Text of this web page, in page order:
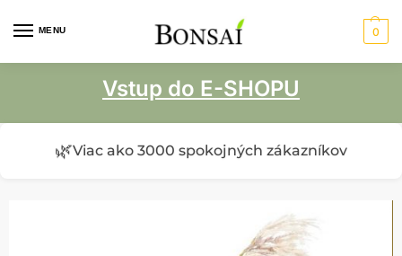
MENU 0
Vstup do E-SHOPU
🌿Viac ako 3000 spokojných zákazníkov